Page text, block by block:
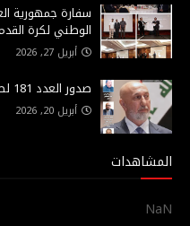
سفارة جمهورية
الوطني لكرة
أبريل 27, 2026
صدور العدد 181 لصحيفة الحدث الاسبوعي من لندن
أبريل 20, 2026
المشاهدات
NaN